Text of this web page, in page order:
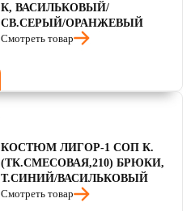
К, ВАСИЛЬКОВЫЙ/
СВ.СЕРЫЙ/ОРАНЖЕВЫЙ
Смотреть товар
КОСТЮМ ЛИГОР-1 СОП К.
(ТК.СМЕСОВАЯ,210) БРЮКИ,
Т.СИНИЙ/ВАСИЛЬКОВЫЙ
Смотреть товар